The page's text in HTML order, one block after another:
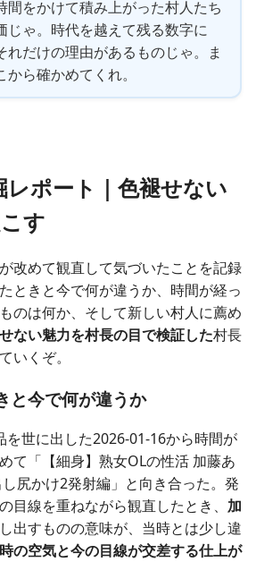
間をかけて積み上がった村人たち
じゃ。時代を越えて残る数字に
れだけの理由があるものじゃ。ま
から確かめてくれ。
レポート｜色褪せない
す
改めて観直して気づいたことを記録
ときと今で何が違うか、時間が経っ
のは何か、そして新しい村人に薦め
ない魅力を村長の目で検証した村長
いくぞ。
と今で何が違うか
を世に出した2026-01-16から時間が
て「【細身】熟女OLの性活 加藤あ
尻かけ2発射編」と向き合った。発
目線を重ねながら観直したとき、 加
出すものの意味が、当時とは少し違
の空気と今の目線が交差する仕上が